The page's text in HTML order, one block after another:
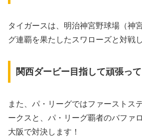
タイガースは、明治神宮野球場（神
グ連覇を果たしたスワローズと対戦
関西ダービー目指して頑張って
また、パ・リーグではファーストス
ークスと、パ・リーグ覇者のバファ
大阪で対決します！